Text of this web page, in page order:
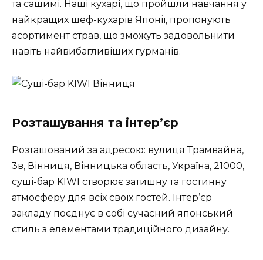
та сашимі. Наші кухарі, що пройшли навчання у
найкращих шеф-кухарів Японії, пропонують
асортимент страв, що зможуть задовольнити
навіть найвибагливіших гурманів.
Розташування та інтер’єр
Розташований за адресою: вулиця Трамвайна,
3в, Вінниця, Вінницька область, Україна, 21000,
суші-бар KIWI створює затишну та гостинну
атмосферу для всіх своїх гостей. Інтер’єр
закладу поєднує в собі сучасний японський
стиль з елементами традиційного дизайну.